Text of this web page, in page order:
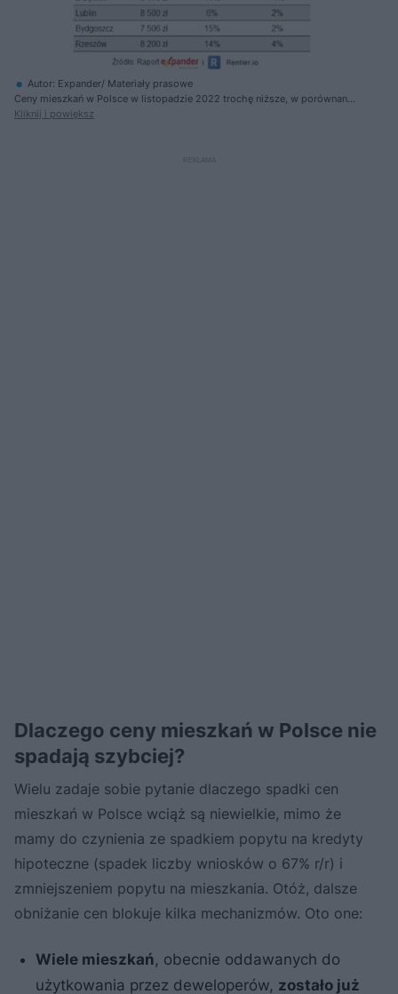
Autor: Expander/ Materiały prasowe
Ceny mieszkań w Polsce w listopadzie 2022 trochę niższe, w porównaniu
z majem 2022
Kliknij i powiększ
Dlaczego ceny mieszkań w Polsce nie
spadają szybciej?
Wielu zadaje sobie pytanie dlaczego spadki cen
mieszkań w Polsce wciąż są niewielkie, mimo że
mamy do czynienia ze spadkiem popytu na kredyty
hipoteczne (spadek liczby wniosków o 67% r/r) i
zmniejszeniem popytu na mieszkania. Otóż, dalsze
obniżanie cen blokuje kilka mechanizmów. Oto one:
Wiele mieszkań, obecnie oddawanych do
użytkowania przez deweloperów, zostało już